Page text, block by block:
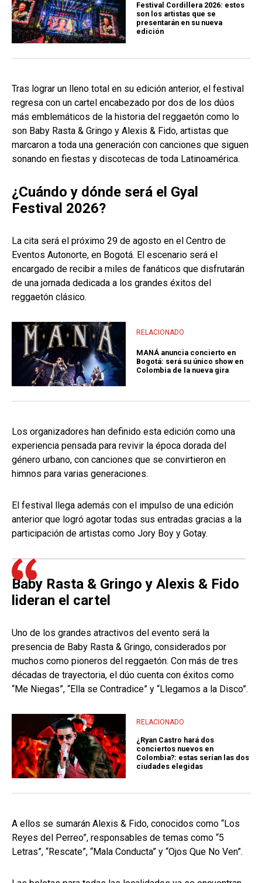
Festival Cordillera 2026: estos
son los artistas que se
presentarán en su nueva
edición
Tras lograr un lleno total en su edición anterior, el festival
regresa con un cartel encabezado por dos de los dúos
más emblemáticos de la historia del reggaetón como lo
son Baby Rasta & Gringo y Alexis & Fido, artistas que
marcaron a toda una generación con canciones que siguen
sonando en fiestas y discotecas de toda Latinoamérica.
¿Cuándo y dónde será el Gyal
Festival 2026?
La cita será el próximo 29 de agosto en el Centro de
Eventos Autonorte, en Bogotá. El escenario será el
encargado de recibir a miles de fanáticos que disfrutarán
de una jornada dedicada a los grandes éxitos del
reggaetón clásico.
RELACIONADO
MANÁ anuncia concierto en
Bogotá: será su único show en
Colombia de la nueva gira
Los organizadores han definido esta edición como una
experiencia pensada para revivir la época dorada del
género urbano, con canciones que se convirtieron en
himnos para varias generaciones.
El festival llega además con el impulso de una edición
anterior que logró agotar todas sus entradas gracias a la
participación de artistas como Jory Boy y Gotay.
Baby Rasta & Gringo y Alexis & Fido
lideran el cartel
Uno de los grandes atractivos del evento será la
presencia de Baby Rasta & Gringo, considerados por
muchos como pioneros del reggaetón. Con más de tres
décadas de trayectoria, el dúo cuenta con éxitos como
“Me Niegas”, “Ella se Contradice” y “Llegamos a la Disco”.
RELACIONADO
¿Ryan Castro hará dos
conciertos nuevos en
Colombia?: estas serían las dos
ciudades elegidas
A ellos se sumarán Alexis & Fido, conocidos como “Los
Reyes del Perreo”, responsables de temas como “5
Letras”, “Rescate”, “Mala Conducta” y “Ojos Que No Ven”.